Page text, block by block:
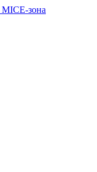
MICE-зона